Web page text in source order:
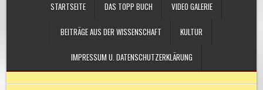
STARTSEITE
DAS TOPP BUCH VIDEO GALERIE
BEITRÄGE AUS DER WISSENSCHAFT KULTUR
IMPRESSUM U. DATENSCHUTZERKLÄRUNG